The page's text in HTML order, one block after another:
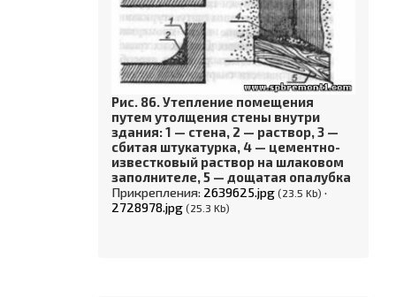
Рис. 86. Утепление помещения
путем утолщения стены внутри
здания: 1 — стена, 2 — раствор, 3 —
сбитая штукатурка, 4 — цементно-
известковый раствор на шлаковом
заполнителе, 5 — дощатая опалубка
Прикрепления: 2639625.jpg (23.5 Kb) ·
2728978.jpg (25.3 Kb)